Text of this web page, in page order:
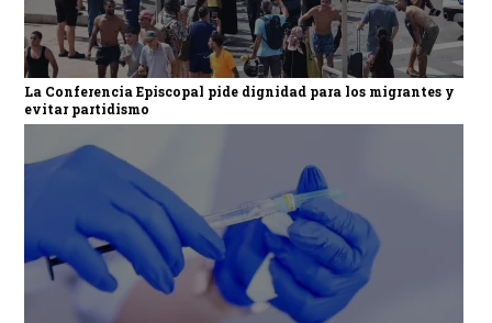
La Conferencia Episcopal pide dignidad para los migrantes y
evitar partidismo